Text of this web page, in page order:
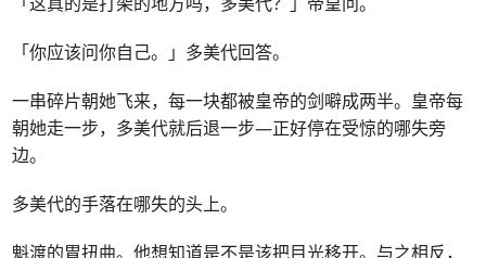
「你应该问你自己。」多美代回答。
一串碎片朝她飞来，每一块都被皇帝的剑噼成两半。皇帝每
朝她走一步，多美代就后退一步—正好停在受惊的哪失旁
边。
多美代的手落在哪失的头上。
魁渡的胃扭曲。他想知道是不是该把目光移开。与之相反，